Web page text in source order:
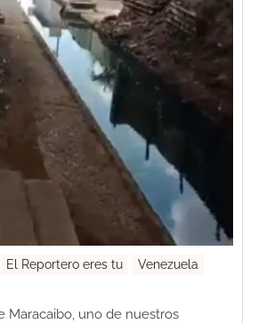
El Reportero eres tu
Venezuela
Maracaibo, uno de nuestros